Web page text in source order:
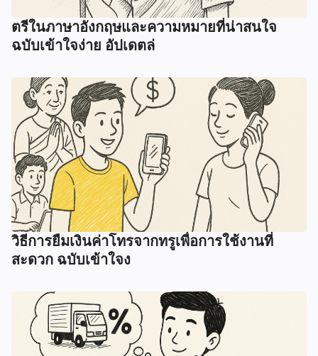
ตรีในภาษาอังกฤษและความหมายที่น่าสนใจ
ฉบับเข้าใจง่าย อัปเดตล่
วิธีการยืมเงินค่าโทรจากทรูเพื่อการใช้งานที่
สะดวก ฉบับเข้าใจง